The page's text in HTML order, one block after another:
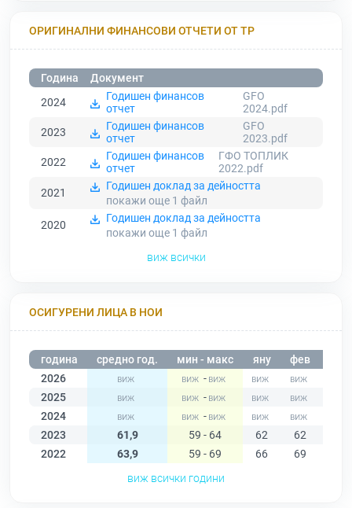
ОРИГИНАЛНИ ФИНАНСОВИ ОТЧЕТИ ОТ ТР
Година
Документ
2024
Годишен финансов
отчет
GFO
2024.pdf
2023
Годишен финансов
отчет
GFO
2023.pdf
2022
Годишен финансов
отчет
ГФО ТОПЛИК
2022.pdf
2021
Годишен доклад за дейността
покажи още 1 файл
2020
Годишен доклад за дейността
покажи още 1 файл
виж всички
ОСИГУРЕНИ ЛИЦА В НОИ
година средно год. мин - макс яну фев
2026
-
2025
-
2024
-
2023
61,9 59 - 64 62 62
2022
63,9 59 - 69 66 69
виж всички години